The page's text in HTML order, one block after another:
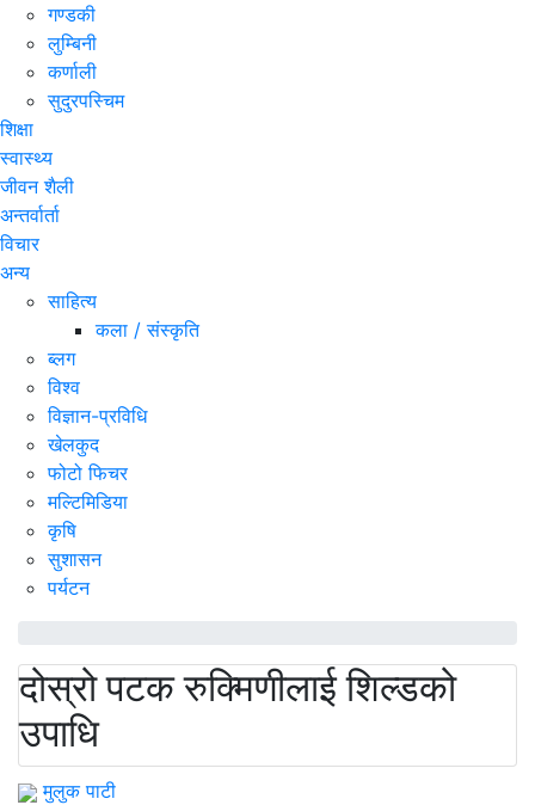
गण्डकी
लुम्बिनी
कर्णाली
सुदुरपस्चिम
शिक्षा
स्वास्थ्य
जीवन शैली
अन्तर्वार्ता
विचार
अन्य
साहित्य
कला / संस्कृति
ब्लग
विश्व
विज्ञान-प्रविधि
खेलकुद
फोटो फिचर
मल्टिमिडिया
कृषि
सुशासन
पर्यटन
दोस्रो पटक रुक्मिणीलाई शिल्डको
उपाधि
मुलुक पाटी